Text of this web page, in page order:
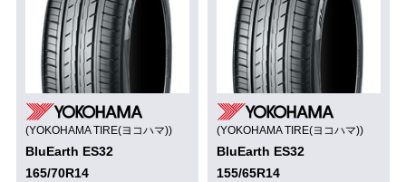
(YOKOHAMA TIRE(ヨコハマ))
BluEarth ES32
165/70R14
(YOKOHAMA TIRE(ヨコハマ))
BluEarth ES32
155/65R14